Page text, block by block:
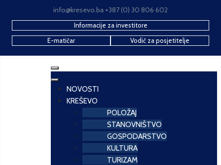
info@kresevo.ba +387 (0) 30 806 602
Informacije za investitore
E-matičar
Vodič za posjetitelje
NOVOSTI
KREŠEVO
POLOŽAJ
STANOVNIŠTVO
GOSPODARSTVO
KULTURA
TURIZAM